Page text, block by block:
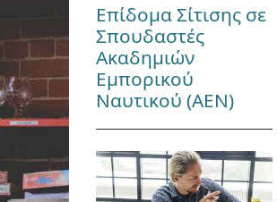
Επίδομα Σίτισης σε
Σπουδαστές
Ακαδημιών
Εμπορικού
Ναυτικού (ΑΕΝ)